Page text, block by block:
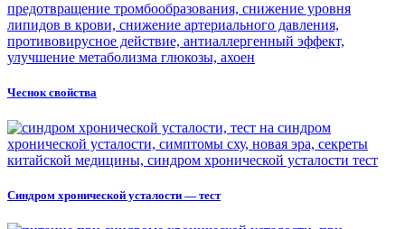
Чеснок свойства
Синдром хронической усталости — тест